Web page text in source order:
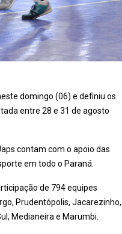
domingo (06) e definiu os
entre 28 e 31 de agosto
contam com o apoio das
em todo o Paraná.
de 794 equipes
Prudentópolis, Jacarezinho,
Medianeira e Marumbi.